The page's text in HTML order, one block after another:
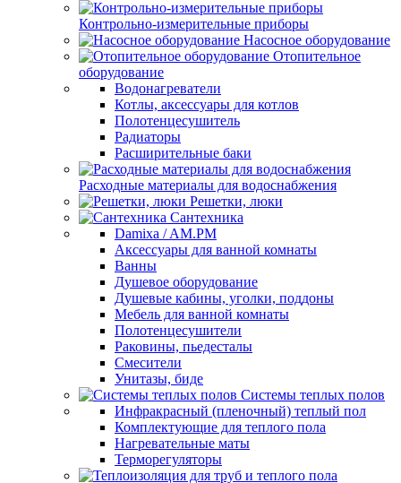
Контрольно-измерительные приборы
Насосное оборудование
Отопительное
оборудование
Водонагреватели
Котлы, аксессуары для котлов
Полотенцесушитель
Радиаторы
Расширительные баки
Расходные материалы для водоснабжения
Решетки, люки
Сантехника
Damixa / AM.PM
Аксессуары для ванной комнаты
Ванны
Душевое оборудование
Душевые кабины, уголки, поддоны
Мебель для ванной комнаты
Полотенцесушители
Раковины, пьедесталы
Смесители
Унитазы, биде
Системы теплых полов
Инфракрасный (пленочный) теплый пол
Комплектующие для теплого пола
Нагревательные маты
Терморегуляторы